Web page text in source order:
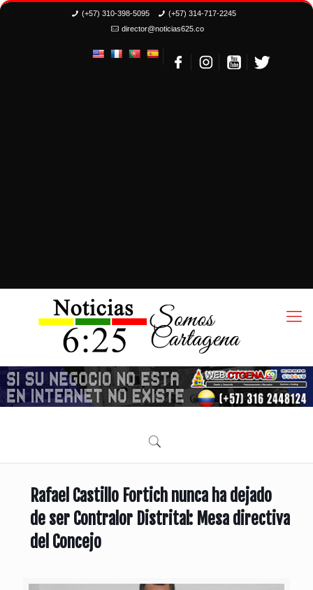
(+57) 310-398-5095
(+57) 314-717-2245
director@noticias625.co
Rafael Castillo Fortich nunca ha dejado
de ser Contralor Distrital: Mesa directiva
del Concejo